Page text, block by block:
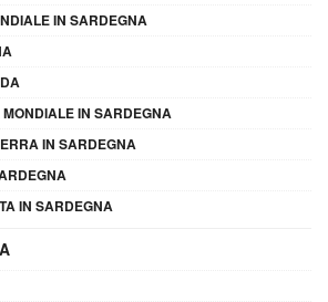
IN SARDEGNA
IN SARDEGNA
IN SARDEGNA
IN SARDEGNA